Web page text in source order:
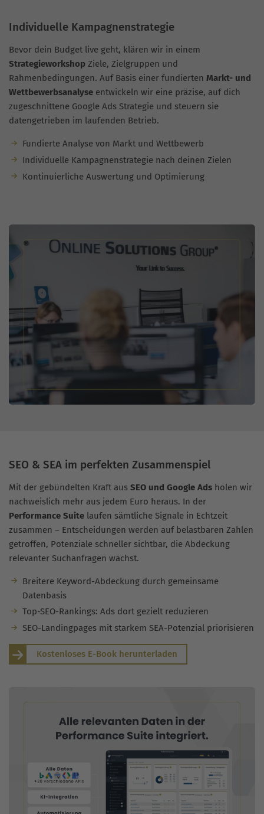
Individuelle Kampagnenstrategie
Bevor dein Budget live geht, klären wir in einem
Strategieworkshop Ziele, Zielgruppen und
Rahmenbedingungen. Auf Basis einer fundierten Markt- und
Wettbewerbsanalyse entwickeln wir eine präzise, auf dich
zugeschnittene Google Ads Strategie und steuern sie
datengetrieben im laufenden Betrieb.
Fundierte Analyse von Markt und Wettbewerb
Individuelle Kampagnenstrategie nach deinen Zielen
Kontinuierliche Auswertung und Optimierung
SEO & SEA im perfekten Zusammenspiel
Mit der gebündelten Kraft aus SEO und Google Ads holen wir
nachweislich mehr aus jedem Euro heraus. In der
Performance Suite laufen sämtliche Signale in Echtzeit
zusammen – Entscheidungen werden auf belastbaren Zahlen
getroffen, Potenziale schneller sichtbar, die Abdeckung
relevanter Suchanfragen wächst.
Breitere Keyword-Abdeckung durch gemeinsame
Datenbasis
Top-SEO-Rankings: Ads dort gezielt reduzieren
SEO-Landingpages mit starkem SEA-Potenzial priorisieren
Kostenloses E-Book herunterladen